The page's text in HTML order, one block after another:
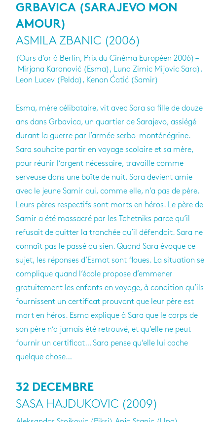
GRBAVICA (SARAJEVO MON
AMOUR)
ASMILA ZBANIC (2006)
(Ours d’or à Berlin, Prix du Cinéma Européen 2006) –
Mirjana Karanović (Esma), Luna Zimic Mijovic Sara),
Leon Lucev (Pelda), Kenan Ćatić (Samir)
Esma, mère célibataire, vit avec Sara sa fille de douze
ans dans Grbavica, un quartier de Sarajevo, assiégé
durant la guerre par l’armée serbo-monténégrine.
Sara souhaite partir en voyage scolaire et sa mère,
pour réunir l’argent nécessaire, travaille comme
serveuse dans une boîte de nuit. Sara devient amie
avec le jeune Samir qui, comme elle, n’a pas de père.
Leurs pères respectifs sont morts en héros. Le père de
Samir a été massacré par les Tchetniks parce qu’il
refusait de quitter la tranchée qu’il défendait. Sara ne
connaît pas le passé du sien. Quand Sara évoque ce
sujet, les réponses d’Esmat sont floues. La situation se
complique quand l’école propose d’emmener
gratuitement les enfants en voyage, à condition qu’ils
fournissent un certificat prouvant que leur père est
mort en héros. Esma explique à Sara que le corps de
son père n’a jamais été retrouvé, et qu’elle ne peut
fournir un certificat… Sara pense qu’elle lui cache
quelque chose…
32 DECEMBRE
SASA HAJDUKOVIC (2009)